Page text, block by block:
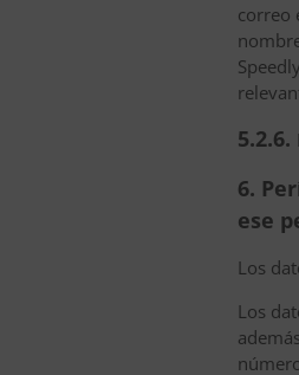
correo
5.2.6.
6.
ese
Los
Los